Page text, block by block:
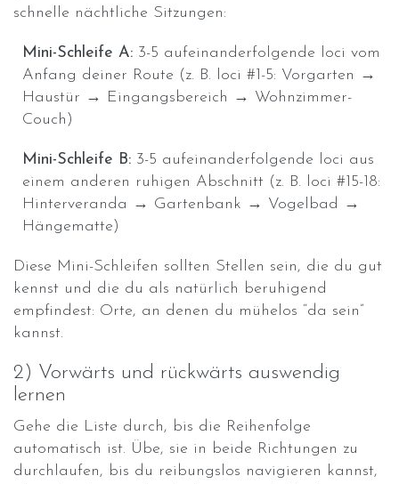
schnelle nächtliche Sitzungen:
Mini-Schleife A: 3-5 aufeinanderfolgende loci vom
Anfang deiner Route (z. B. loci #1-5: Vorgarten →
Haustür → Eingangsbereich → Wohnzimmer-
Couch)
Mini-Schleife B: 3-5 aufeinanderfolgende loci aus
einem anderen ruhigen Abschnitt (z. B. loci #15-18:
Hinterveranda → Gartenbank → Vogelbad →
Hängematte)
Diese Mini-Schleifen sollten Stellen sein, die du gut
kennst und die du als natürlich beruhigend
empfindest: Orte, an denen du mühelos “da sein”
kannst.
2) Vorwärts und rückwärts auswendig
lernen
Gehe die Liste durch, bis die Reihenfolge
automatisch ist. Übe, sie in beide Richtungen zu
durchlaufen, bis du reibungslos navigieren kannst,